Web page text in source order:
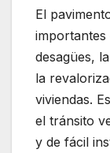
El
importantes
desagües,
la
viviendas.
el tránsito
y de fácil